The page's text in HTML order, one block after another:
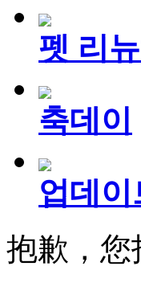
펫 리
축데이
업데이
抱歉，您